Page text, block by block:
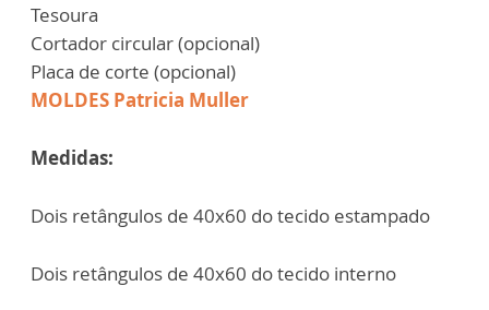
Tesoura
Cortador circular (opcional)
Placa de corte (opcional)
MOLDES Patricia Muller
Medidas:
Dois retângulos de 40x60 do tecido estampado
Dois retângulos de 40x60 do tecido interno